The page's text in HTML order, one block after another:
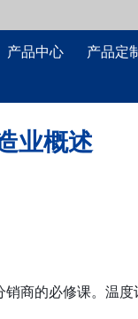
产品中心 产品定
业概述
商的必修课。温